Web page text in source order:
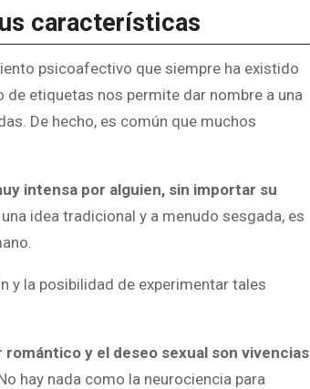
características
psicoafectivo que siempre ha existido
de etiquetas nos permite dar nombre a una
De hecho, es común que muchos
intensa por alguien, sin importar su
una idea tradicional y a menudo sesgada, es
y la posibilidad de experimentar tales
romántico y el deseo sexual son vivencias
No hay nada como la neurociencia para